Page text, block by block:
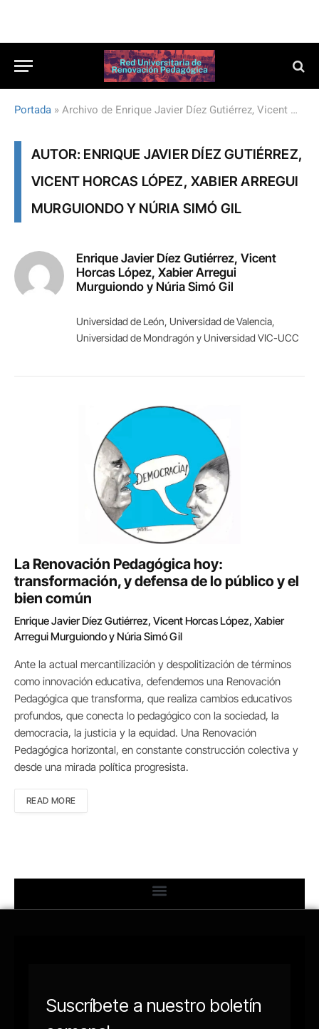
Portada »Archivo de Enrique Javier Díez Gutiérrez, Vicent Horcas López, Xabier Arregui Murguiondo y Núria Simó Gil
AUTOR: ENRIQUE JAVIER DÍEZ GUTIÉRREZ,
VICENT HORCAS LÓPEZ, XABIER ARREGUI
MURGUIONDO Y NÚRIA SIMÓ GIL
Enrique Javier Díez Gutiérrez, Vicent
Horcas López, Xabier Arregui
Murguiondo y Núria Simó Gil
Universidad de León, Universidad de Valencia,
Universidad de Mondragón y Universidad VIC-UCC
La Renovación Pedagógica hoy:
transformación, y defensa de lo público y el
bien común
Enrique Javier Díez Gutiérrez, Vicent Horcas López, Xabier
Arregui Murguiondo y Núria Simó Gil
Ante la actual mercantilización y despolitización de términos
como innovación educativa, defendemos una Renovación
Pedagógica que transforma, que realiza cambios educativos
profundos, que conecta lo pedagógico con la sociedad, la
democracia, la justicia y la equidad. Una Renovación
Pedagógica horizontal, en constante construcción colectiva y
desde una mirada política progresista.
READ MORE